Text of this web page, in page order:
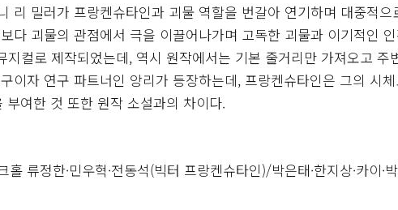
리 밀러가 프랑켄슈타인과 괴물 역할을 번갈아 연기하며 대중적으
다 괴물의 관점에서 극을 이끌어나가며 고독한 괴물과 이기적인
컬로 제작되었는데, 역시 원작에서는 기본 줄거리만 가져오고 주
이자 연구 파트너인 앙리가 등장하는데, 프랑켄슈타인은 그의 시
부여한 것 또한 원작 소설과의 차이다.
류정한·민우혁·전동석(빅터 프랑켄슈타인)/박은태·한지상·카이·